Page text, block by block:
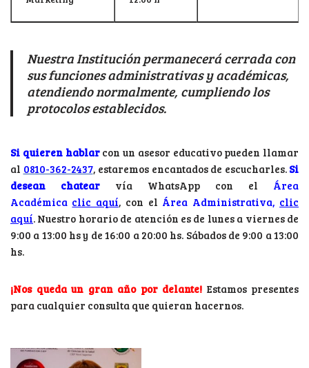
Nuestra Institución permanecerá cerrada con
sus funciones administrativas y académicas,
atendiendo normalmente, cumpliendo los
protocolos establecidos.
Si quieren hablarcon un asesor educativo pueden llamar
al 0810-362-2437, estaremos encantados de escucharles. Si
desean chatear vía WhatsApp con el Área
Académica clic aquí, con el Área Administrativa, clic
aquí. Nuestro horario de atención es de lunes a viernes de
9:00 a 13:00 hs y de 16:00 a 20:00 hs. Sábados de 9:00 a 13:00
hs.
¡Nos queda un gran año por delante! Estamos presentes
para cualquier consulta que quieran hacernos.